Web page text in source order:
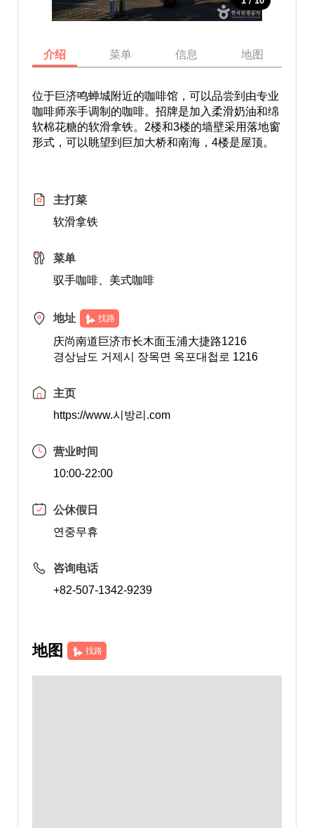
介绍 菜单 信息 地图
位于巨济鸣蝉城附近的咖啡馆，可以品尝到由专业
咖啡师亲手调制的咖啡。招牌是加入柔滑奶油和绵
软棉花糖的软滑拿铁。2楼和3楼的墙壁采用落地窗
形式，可以眺望到巨加大桥和南海，4楼是屋顶。
主打菜
软滑拿铁
菜单
驭手咖啡、美式咖啡
地址 找路
庆尚南道巨济市长木面玉浦大捷路1216
경상남도 거제시 장목면 옥포대첩로 1216
主页
https://www.시방리.com
营业时间
10:00-22:00
公休假日
연중무휴
咨询电话
+82-507-1342-9239
地图 找路